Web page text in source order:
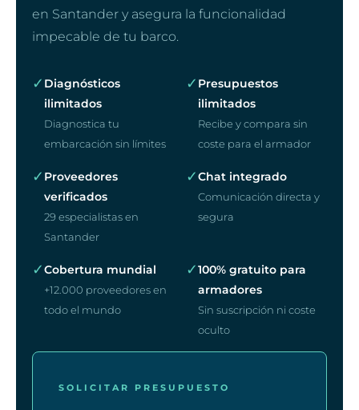
en Santander y asegura la funcionalidad
impecable de tu barco.
✓ Diagnósticos
ilimitados
Diagnostica tu
embarcación sin límites
✓ Presupuestos
ilimitados
Recibe y compara sin
coste para el armador
✓ Proveedores
verificados
29 especialistas en
Santander
✓Chat integrado
Comunicación directa y
segura
✓Cobertura mundial
+12.000 proveedores en
todo el mundo
✓100% gratuito para
armadores
Sin suscripción ni coste
oculto
SOLICITAR PRESUPUESTO